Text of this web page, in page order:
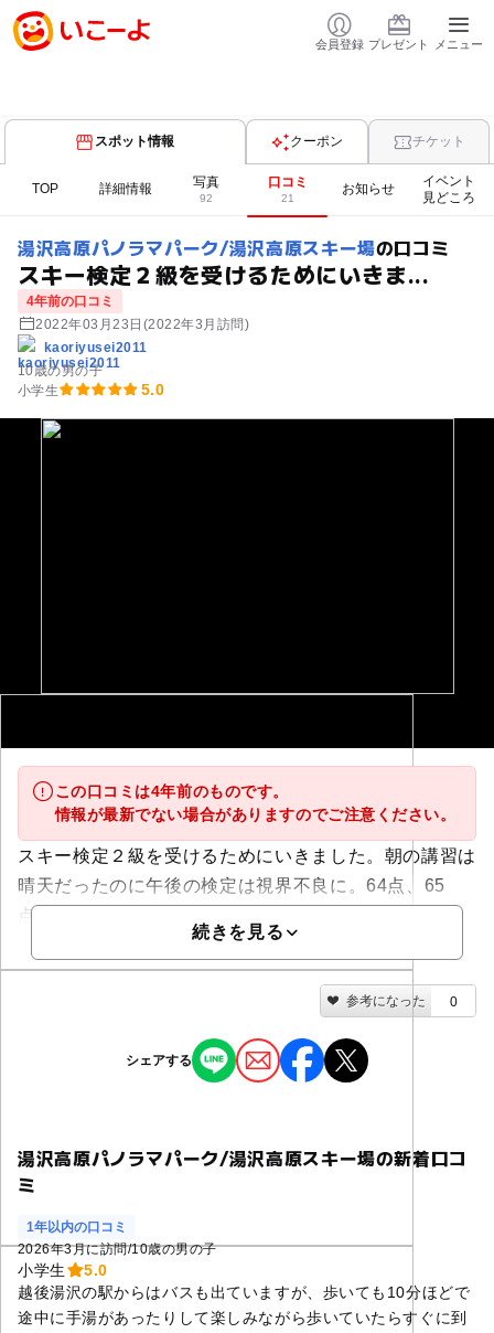
会員登録 プレゼント メニュー
スポット情報 クーポン チケット
TOP 詳細情報 写真
92
口コミ
21
お知らせ
イベント
見どころ
湯沢高原パノラマパーク/湯沢高原スキー場の口コミ
スキー検定２級を受けるためにいきま...
4年前の口コミ
2022年03月23日 (2022年3月訪問)
kaoriyusei2011
10歳の男の子
小学生
5.0
この口コミは4年前のものです。
情報が最新でない場合がありますのでご注意ください。
スキー検定２級を受けるためにいきました。朝の講習は
晴天だったのに午後の検定は視界不良に。64点、65
点、64点合格...
続きを見る
参考になった 0
シェアする
湯沢高原パノラマパーク/湯沢高原スキー場の新着口コ
ミ
1年以内の口コミ
2026年3月に訪問/10歳の男の子
小学生
5.0
越後湯沢の駅からはバスも出ていますが、歩いても10分ほどで
途中に手湯があったりして楽しみながら歩いていたらすぐに到